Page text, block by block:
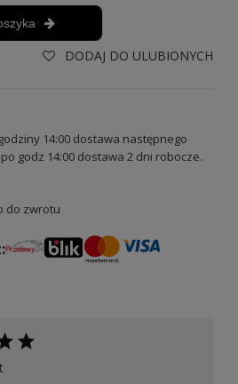
DODAJ DO ULUBIONYCH
14:00 dostawa następnego
godz 14:00 dostawa 2 dni robocze.
do zwrotu